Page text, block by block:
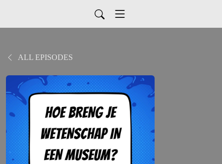
ALL EPISODES